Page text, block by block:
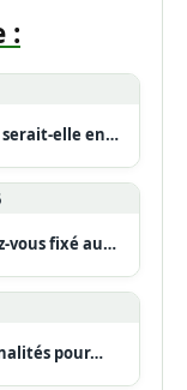
:
serait-elle en…
vous fixé au…
pour…